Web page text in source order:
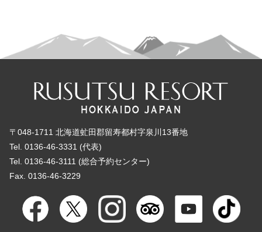
〒048-1711 北海道虻田郡留寿都村字泉川13番地
Tel. 0136-46-3331 (代表)
Tel. 0136-46-3111 (総合予約センター)
Fax. 0136-46-3229